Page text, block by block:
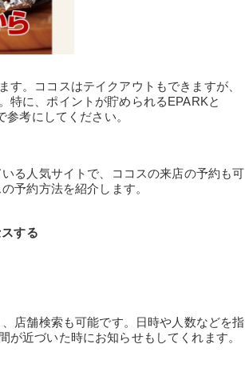
。ココスはテイクアウトもできますが、
特に、ポイントが貯められるEPARKと
考にしてください。
る人気サイトで、ココスの来店の予約も可
予約方法を紹介します。
する
店舗検索も可能です。日時や人数などを指
近づいた時にお知らせもしてくれます。